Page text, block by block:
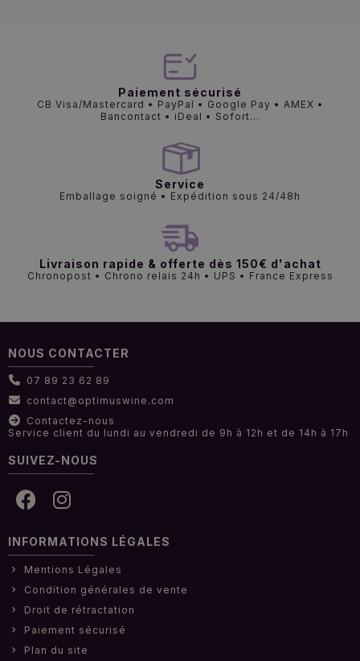
Paiement sécurisé
CB Visa/Mastercard • PayPal • Google Pay • AMEX •
Bancontact • iDeal • Sofort...
Service
Emballage soigné • Expédition sous 24/48h
Livraison rapide & offerte dès 150€ d'achat
Chronopost • Chrono relais 24h • UPS • France Express
NOUS CONTACTER
07 89 23 62 89
contact@optimuswine.com
Contactez-nous
Service client du lundi au vendredi de 9h à 12h et de 14h à 17h
SUIVEZ-NOUS
INFORMATIONS LÉGALES
Mentions Légales
Condition générales de vente
Droit de rétractation
Paiement sécurisé
Plan du site